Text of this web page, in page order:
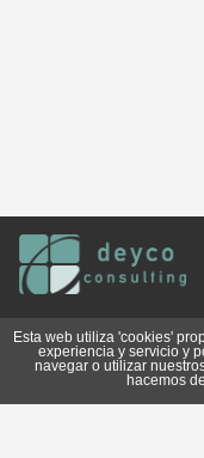
Esta web utiliza 'cookies'
experiencia y servicio y
navegar o utilizar
hacemos